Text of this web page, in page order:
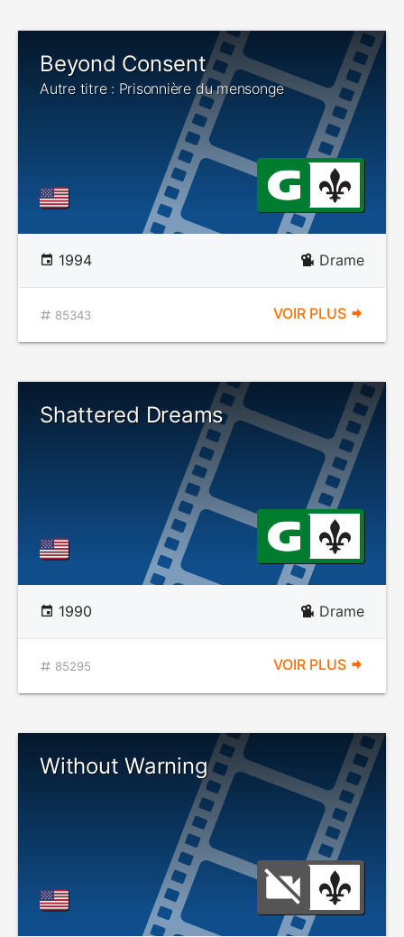
Beyond Consent
Autre titre : Prisonnière du mensonge
1994 Drame
85343 VOIR PLUS
Shattered Dreams
1990 Drame
85295 VOIR PLUS
Without Warning